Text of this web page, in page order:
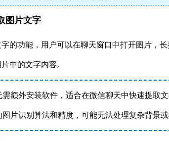
图片文字
的功能，用户可以在聊天窗口中打开图片，长
中的文字内容。
需额外安装软件，适合在微信聊天中快速提取文
图片识别算法和精度，可能无法处理复杂背景或